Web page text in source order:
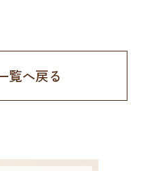
覧へ戻る